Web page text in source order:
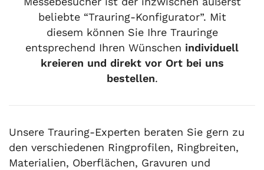
beliebte “Trauring-Konfigurator”. Mit
diesem können Sie Ihre Trauringe
entsprechend Ihren Wünschen individuell
kreieren und direkt vor Ort bei uns
bestellen.
Unsere Trauring-Experten beraten Sie gern zu
den verschiedenen Ringprofilen, Ringbreiten,
Materialien, Oberflächen, Gravuren und